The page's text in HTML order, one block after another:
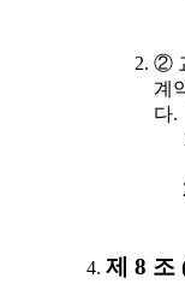
②
계
다.
제 8 조